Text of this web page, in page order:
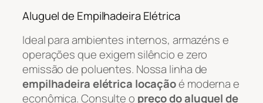
Aluguel de Empilhadeira Elétrica
Ideal para ambientes internos, armazéns e
operações que exigem silêncio e zero
emissão de poluentes. Nossa linha de
empilhadeira elétrica locaçãoé moderna e
econômica. Consulte o preço do aluguel de